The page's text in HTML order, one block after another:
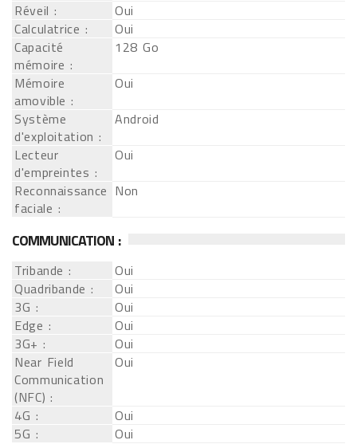
Réveil :
Oui
Calculatrice :
Oui
Capacité
mémoire :
128 Go
Mémoire
amovible :
Oui
Système
d'exploitation :
Android
Lecteur
d'empreintes :
Oui
Reconnaissance
faciale :
Non
COMMUNICATION :
Tribande :
Oui
Quadribande :
Oui
3G :
Oui
Edge :
Oui
3G+ :
Oui
Near Field
Communication
(NFC) :
Oui
4G :
Oui
5G :
Oui